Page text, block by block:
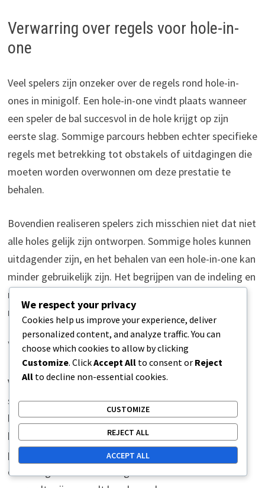
Verwarring over regels voor hole-in-
one
Veel spelers zijn onzeker over de regels rond hole-in-
ones in minigolf. Een hole-in-one vindt plaats wanneer
een speler de bal succesvol in de hole krijgt op zijn
eerste slag. Sommige parcours hebben echter specifieke
regels met betrekking tot obstakels of uitdagingen die
moeten worden overwonnen om deze prestatie te
behalen.
Bovendien realiseren spelers zich misschien niet dat niet
alle holes gelijk zijn ontworpen. Sommige holes kunnen
uitdagender zijn, en het behalen van een hole-in-one kan
minder gebruikelijk zijn. Het begrijpen van de indeling en
moeilijkheidsgraad van elke hole kan helpen om
realistische verwachtingen voor scoren te stellen.
Variaties in scoringssystemen
Verschillende minigolfparcours kunnen verschillende
scoringssystemen hanteren, wat tot verwarring kan
leiden. Terwijl de meest voorkomende methode is om
het totale aantal slagen te tellen, kunnen sommige
parcours een par-systeem gebruiken, waarbij elke hole
een vastgesteld aantal slagen heeft dat als standaard
We respect your privacy
Cookies help us improve your experience, deliver
personalized content, and analyze traffic. You can
choose which cookies to allow by clicking
Customize. ClickAccept All to consent or Reject
All to decline non-essential cookies.
CUSTOMIZE
REJECT ALL
ACCEPT ALL